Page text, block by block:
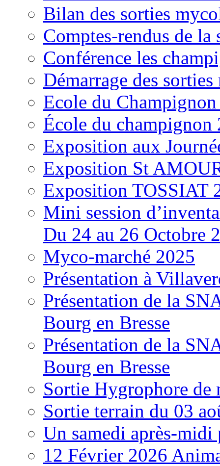
Bilan des sorties
Comptes-rendus de
Conférence les
Démarrage des
Ecole du
École du champignon
Exposition aux
Exposition St
Exposition TOSSIAT
Mini session
Du 24 au 26 Octobre
Myco-marché 2025
Présentation à
Présentation de la
Bourg en Bresse
Présentation de la
Bourg en Bresse
Sortie Hygrophore de
Sortie terrain du 03
Un samedi après-
12 Février 2026